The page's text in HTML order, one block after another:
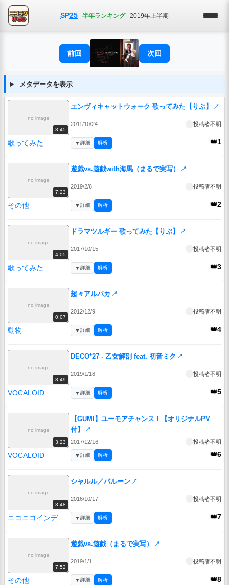
SP25 半年ランキング 2019年上半期
前回 次回
メタデータを表示
no image
3:45
エンヴィキャットウォーク 歌ってみた【りぶ】 ↗
2011/10/24 投稿者不明
歌ってみた 👑1
▼詳細 解析
no image
7:23
遊戯vs.遊戯with海馬（まるで実写） ↗
2019/2/6 投稿者不明
その他 👑2
▼詳細 解析
no image
4:05
ドラマツルギー 歌ってみた【りぶ】 ↗
2017/10/15 投稿者不明
歌ってみた 👑3
▼詳細 解析
no image
0:07
超々アルパカ ↗
2012/12/9 投稿者不明
動物 👑4
▼詳細 解析
no image
3:49
DECO*27 - 乙女解剖 feat. 初音ミク ↗
2019/1/18 投稿者不明
VOCALOID 👑5
▼詳細 解析
no image
3:23
【GUMI】ユーモアチャンス！【オリジナルPV
付】
↗
2017/12/16 投稿者不明
VOCALOID 👑6
▼詳細 解析
no image
3:48
シャルル／バルーン ↗
2016/10/17 投稿者不明
ニコニコインディーズ 👑7
▼詳細 解析
no image
7:52
遊戯vs.遊戯（まるで実写） ↗
2019/1/1 投稿者不明
その他 👑8
▼詳細 解析